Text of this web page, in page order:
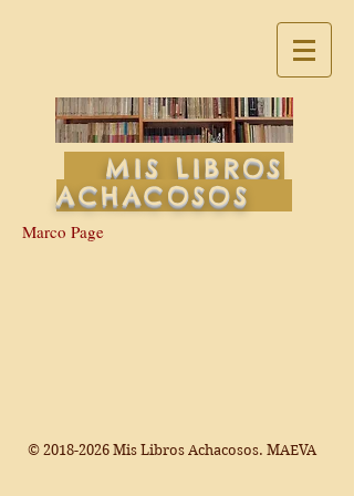
MIS LIBROS
ACHACOSOS
Marco Page
© 2018-2026 Mis Libros Achacosos. MAEVA